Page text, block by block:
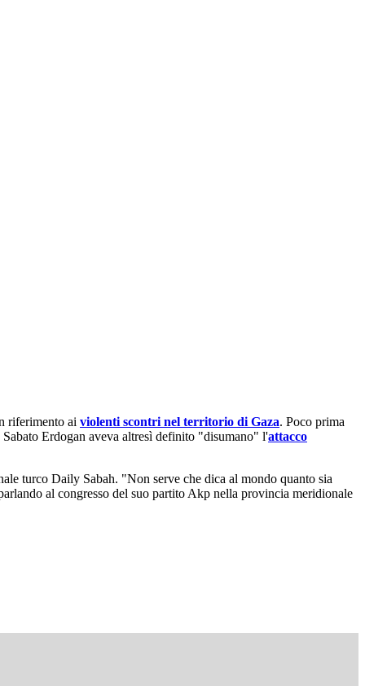
riferimento ai violenti scontri nel territorio di Gaza. Poco prima
Erdogan aveva altresì definito "disumano" l'attacco
turco Daily Sabah. "Non serve che dica al mondo quanto sia
al congresso del suo partito Akp nella provincia meridionale